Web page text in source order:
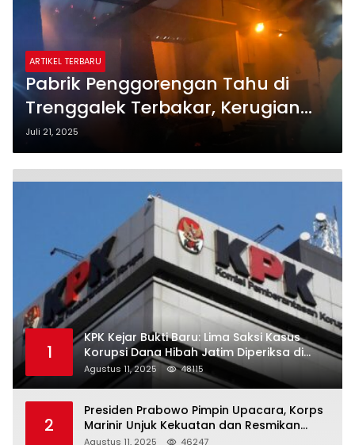
ARTIKEL TERBARU
Pabrik Penggorengan Tahu di
Trenggalek Terbakar, Kerugian
Ditaksir Puluhan Juta
Juli 21, 2025
1
KPK Kejar Bukti Baru: Lima Saksi Kasus
Korupsi Dana Hibah Jatim Diperiksa di
Trenggalek
Agustus 11, 2025 48115
2
Presiden Prabowo Pimpin Upacara, Korps
Marinir Unjuk Kekuatan dan Resmikan
Struktur Baru
Agustus 11, 2025 46247